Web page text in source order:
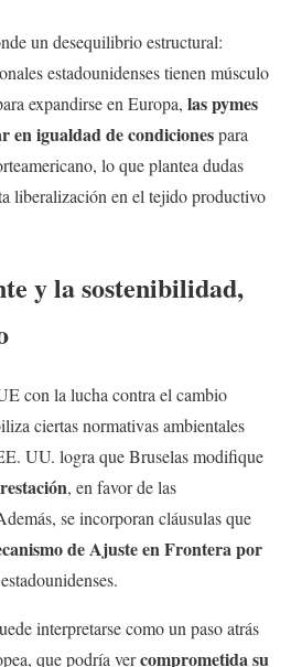
un desequilibrio estructural:
estadounidenses tienen músculo
expandirse en Europa, las pymes
en igualdad de condicionespara
lo que plantea dudas
liberalización en el tejido productivo
y la sostenibilidad,
con la lucha contra el cambio
ciertas normativas ambientales
UU. logra que Bruselas modifique
, en favor de las
se incorporan cláusulas que
de Ajuste en Frontera por
interpretarse como un paso atrás
que podría vercomprometida su